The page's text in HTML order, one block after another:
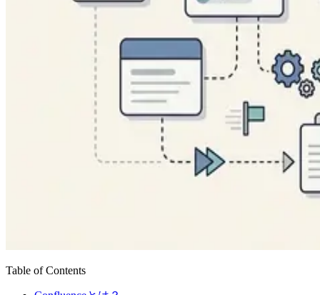
Table of Contents